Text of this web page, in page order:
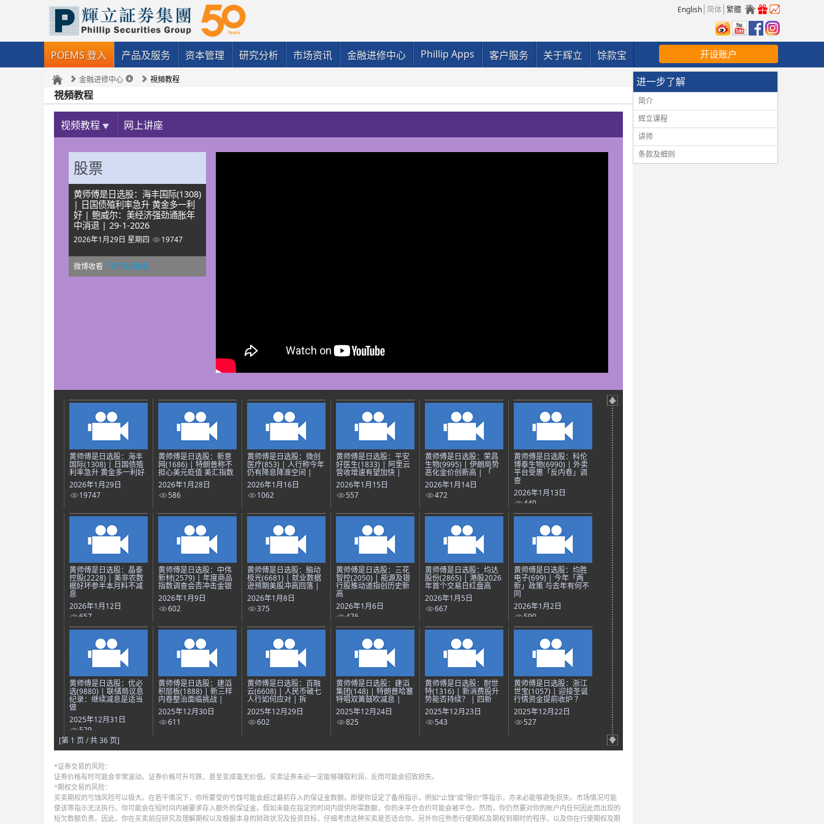
English 简体 繁體
POEMS 登入 产品及服务 资本管理 研究分析 市场资讯 金融进修中心 Phillip Apps 客户服务 关于辉立 馀款宝 开设账户
金融进修中心 視頻教程
視頻教程
视频教程 网上讲座
股票
黄师傅是日选股：海丰国际(1308)
| 日国债殖利率急升 黄金多一利
好 | 鲍威尔：美经济强劲通胀年
中消退 | 29-1-2026
2026年1月29日 星期四 19747
微博收看 「开市起跑线」
黄师傅是日选股：海丰
国际(1308) | 日国债殖
利率急升 黄金多一利好
2026年1月29日
19747
黄师傅是日选股：新意
网(1686) | 特朗普称不
担心美元贬值 美汇指数
2026年1月28日
586
黄师傅是日选股：微创
医疗(853) | 人行称今年
仍有降息降准空间 |
2026年1月16日
1062
黄师傅是日选股：平安
好医生(1833) | 阿里云
营收增速有望加快 |
2026年1月15日
557
黄师傅是日选股：荣昌
生物(9995) | 伊朗局势
恶化金价创新高 | 「
2026年1月14日
472
黄师傅是日选股：科伦
博泰生物(6990) | 外卖
平台受惠「反内卷」调
查
2026年1月13日
449
黄师傅是日选股：晶泰
控股(2228) | 美非农数
据好坏参半本月料不减
息
2026年1月12日
657
黄师傅是日选股：中伟
新材(2579) | 年度商品
指数调查会否冲击金银
2026年1月9日
602
黄师傅是日选股：脑动
极光(6681) | 就业数据
逊预期美股冲高回落 |
2026年1月8日
375
黄师傅是日选股：三花
智控(2050) | 能源及银
行股推动道指创历史新
高
2026年1月6日
476
黄师傅是日选股：均达
股份(2865) | 港股2026
年首个交易日红盘高
2026年1月5日
667
黄师傅是日选股：均胜
电子(699) | 今年「两
新」政策 与去年有何不
同
2026年1月2日
590
黄师傅是日选股：优必
选(9880) | 联储局议息
纪录：继续减息是适当
做
2025年12月31日
529
黄师傅是日选股：建滔
积层板(1888) | 新三样
内卷整治面临挑战 |
2025年12月30日
611
黄师傅是日选股：百融
云(6608) | 人民币破七
人行如何应对 | 拆
2025年12月29日
602
黄师傅是日选股：建滔
集团(148) | 特朗普哈塞
特唱双簧鼓吹减息 |
2025年12月24日
825
黄师傅是日选股：耐世
特(1316) | 新消费股升
势能否持续？ | 四新
2025年12月23日
543
黄师傅是日选股：浙江
世宝(1057) | 迎接圣诞
行情资金提前收炉 ？
2025年12月22日
527
[第 1 页 / 共 36 页]
*证券交易的风险：
证券价格有时可能会非常波动。证券价格可升可跌，甚至变成毫无价值。买卖证券未必一定能够赚取利润，反而可能会招致损失。
^期权交易的风险：
买卖期权的亏蚀风险可以极大。在若干情况下，你所蒙受的亏蚀可能会超过最初存入的保证金数额。即使你设定了备用指示，例如“止蚀”或“限价”等指示，亦未必能够避免损失。市场情况可能
使该等指示无法执行。你可能会在短时间内被要求存入额外的保证金。假如未能在指定的时间内提供所需数额，你的未平仓合约可能会被平仓。然而，你仍然要对你的帐户内任何因此而出现的
短欠数额负责。因此，你在买卖前应研究及理解期权以及根据本身的财政状况及投资目标，仔细考虑这种买卖是否适合你。另外你应熟悉行使期权及期权到期时的程序，以及你在行使期权及期
进一步了解
简介
辉立课程
讲师
条款及细则